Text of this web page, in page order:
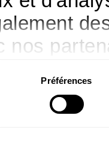
nos
lors de
Préférences